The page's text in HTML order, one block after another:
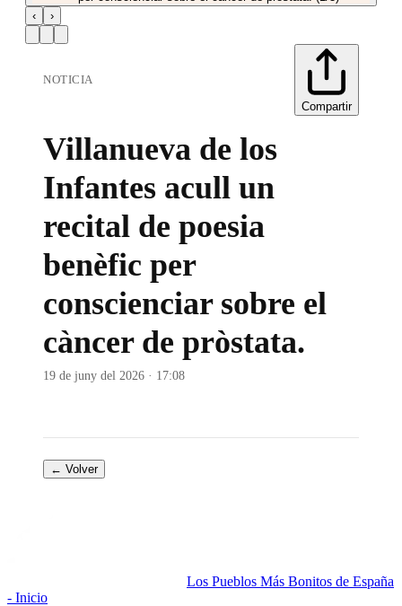
‹ ›
NOTICIA
Compartir
Villanueva de los
Infantes acull un
recital de poesia
benèfic per
conscienciar sobre el
càncer de pròstata.
19 de juny del 2026 · 17:08
← Volver
Los Pueblos Más Bonitos de España
- Inicio